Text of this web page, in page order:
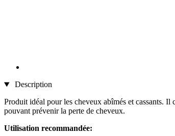
Description
Produit idéal pour les cheveux abîmés et cassants.
pouvant prévenir la perte de cheveux.
Utilisation recommandée: